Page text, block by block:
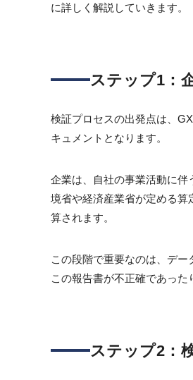
に詳しく解説していきます。
ステップ1：
検証プロセスの出発点は、
キュメントとなります。
企業は、自社の事業活動に
境省や経済産業省が定める
算されます。
この段階で重要なのは、デ
この報告書が不正確であっ
ステップ2：